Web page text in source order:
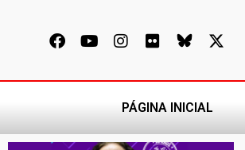
PÁGINA INICIAL